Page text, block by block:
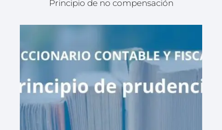
Principio de no compensación